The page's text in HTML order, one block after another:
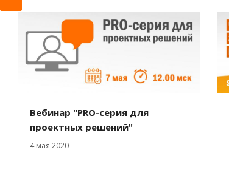
Вебинар "PRO-серия для
проектных решений"
4 мая 2020